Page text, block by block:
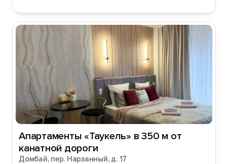
Aпapтaмeнты «Taукeль» в 350 м от
канатной дороги
Домбай, пер. Нарзанный, д. 17